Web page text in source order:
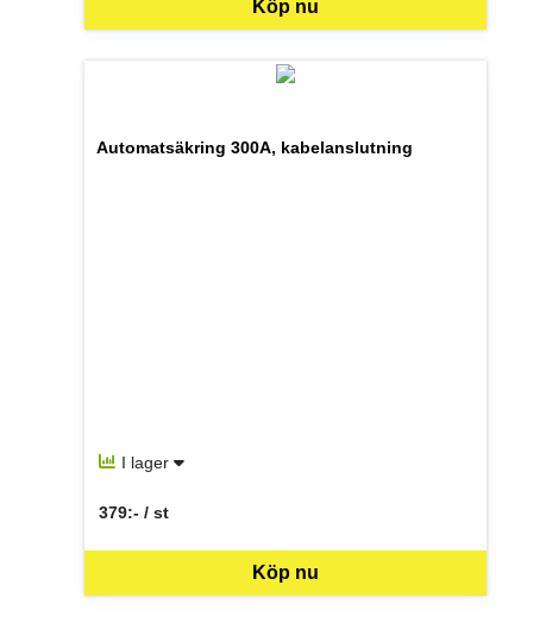
Köp nu
Automatsäkring 300A, kabelanslutning
I lager
Köp nu
379:- / st
SEK per ST